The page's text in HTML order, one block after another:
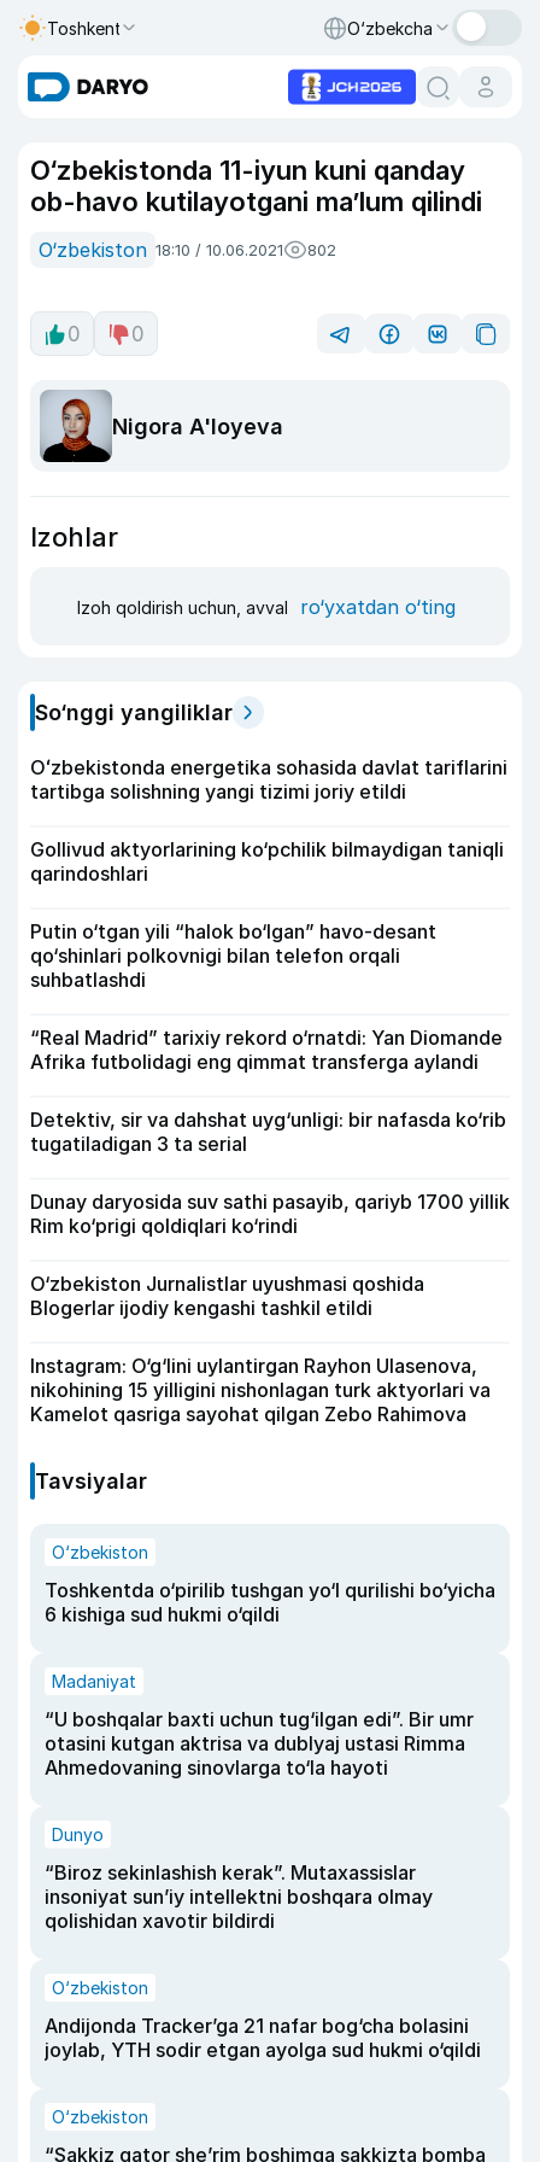
Toshkent O‘zbekcha
O‘zbekistonda 11-iyun kuni qanday
ob-havo kutilayotgani ma’lum qilindi
O‘zbekiston 18:10 / 10.06.2021 802
0 0
Nigora A'loyeva
Izohlar
Izoh qoldirish uchun, avval ro‘yxatdan o‘ting
So‘nggi yangiliklar
Oʻzbekistonda energetika sohasida davlat tariflarini
tartibga solishning yangi tizimi joriy etildi
Gollivud aktyorlarining ko‘pchilik bilmaydigan taniqli
qarindoshlari
Putin o‘tgan yili “halok bo‘lgan” havo-desant
qo‘shinlari polkovnigi bilan telefon orqali
suhbatlashdi
“Real Madrid” tarixiy rekord o‘rnatdi: Yan Diomande
Afrika futbolidagi eng qimmat transferga aylandi
Detektiv, sir va dahshat uyg‘unligi: bir nafasda ko‘rib
tugatiladigan 3 ta serial
Dunay daryosida suv sathi pasayib, qariyb 1700 yillik
Rim ko‘prigi qoldiqlari ko‘rindi
O‘zbekiston Jurnalistlar uyushmasi qoshida
Blogerlar ijodiy kengashi tashkil etildi
Instagram: O‘g‘lini uylantirgan Rayhon Ulasenova,
nikohining 15 yilligini nishonlagan turk aktyorlari va
Kamelot qasriga sayohat qilgan Zebo Rahimova
Tavsiyalar
O‘zbekiston
Toshkentda o‘pirilib tushgan yo‘l qurilishi bo‘yicha
6 kishiga sud hukmi o‘qildi
Madaniyat
“U boshqalar baxti uchun tug‘ilgan edi”. Bir umr
otasini kutgan aktrisa va dublyaj ustasi Rimma
Ahmedovaning sinovlarga to‘la hayoti
Dunyo
“Biroz sekinlashish kerak”. Mutaxassislar
insoniyat sun’iy intellektni boshqara olmay
qolishidan xavotir bildirdi
O‘zbekiston
Andijonda Tracker’ga 21 nafar bog‘cha bolasini
joylab, YTH sodir etgan ayolga sud hukmi o‘qildi
O‘zbekiston
“Sakkiz qator she’rim boshimga sakkizta bomba